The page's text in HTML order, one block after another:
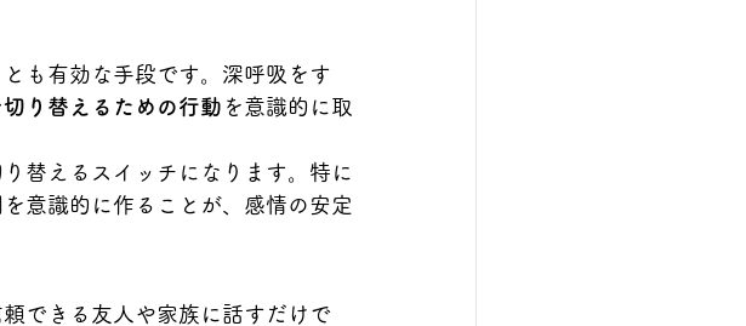
も有効な手段です。深呼吸をす
り替えるための行動 を意識的に取
替えるスイッチになります。特に
意識的に作ることが、感情の安定
できる友人や家族に話すだけで